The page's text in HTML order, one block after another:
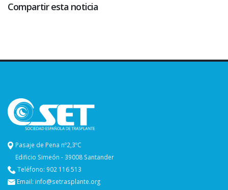
Compartir esta noticia
Pasaje de Pena nº2,3ºC
Edificio Simeón - 39008 Santander
Teléfono: 902 116 513
Email: info@setrasplante.org